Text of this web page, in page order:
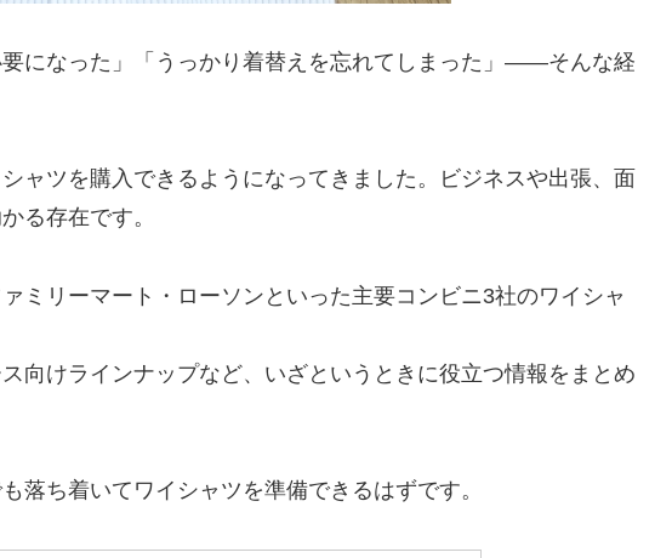
要になった」「うっかり着替えを忘れてしまった」――そんな経
ャツを購入できるようになってきました。ビジネスや出張、面
る存在です。
ミリーマート・ローソンといった主要コンビニ3社のワイシャ
向けラインナップなど、いざというときに役立つ情報をまとめ
落ち着いてワイシャツを準備できるはずです。